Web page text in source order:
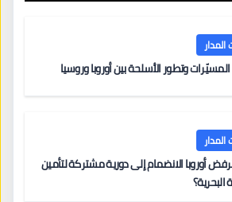
وتطور الأسلحة بين أوروبا وروسيا
أوروبا الانضمام إلى دورية مشتركة لتأمين
البحرية؟